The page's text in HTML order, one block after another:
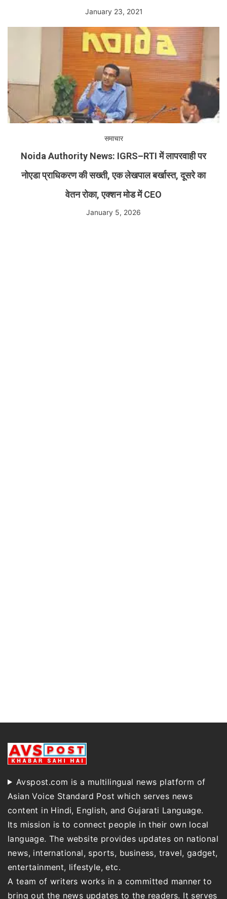
January 23, 2021
समाचार
Noida Authority News: IGRS–RTI में लापरवाही पर
नोएडा प्राधिकरण की सख्ती, एक लेखपाल बर्खास्त, दूसरे का
वेतन रोका, एक्शन मोड में CEO
January 5, 2026
Avspost.com is a multilingual news platform of
Asian Voice Standard Post which serves news
content in Hindi, English, and Gujarati Language.
Its mission is to connect people in their own local
language. The website provides updates on national
news, international, sports, business, travel, gadget,
entertainment, lifestyle, etc.
A team of writers works in a committed manner to
bring out the news updates to the readers. It serves